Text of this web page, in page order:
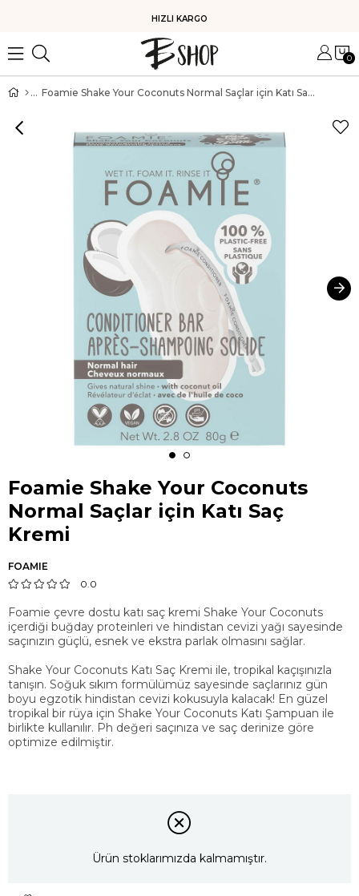
HIZLI KARGO
0
Foamie Shake Your Coconuts Normal Saçlar için Katı Saç Kremi
Foamie Shake Your Coconuts
Normal Saçlar için Katı Saç
Kremi
FOAMIE
0.0
Foamie çevre dostu katı saç kremi Shake Your Coconuts
içerdiği buğday proteinleri ve hindistan cevizi yağı sayesinde
saçınızın güçlü, esnek ve ekstra parlak olmasını sağlar.
Shake Your Coconuts Katı Saç Kremi ile, tropikal kaçışınızla
tanışın. Soğuk sıkım formülümüz sayesinde saçlarınız gün
boyu egzotik hindistan cevizi kokusuyla kalacak! En güzel
tropikal bir rüya için Shake Your Coconuts Katı Şampuan ile
birlikte kullanılır. Ph değeri saçınıza ve saç derinize göre
optimize edilmiştir.
Ürün stoklarımızda kalmamıştır.